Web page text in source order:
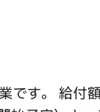
す。 給付